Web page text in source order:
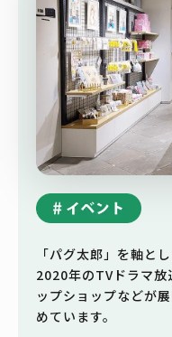
「パグ太郎」を軸と
2020年のTVドラマ放
ップショップなどが
めています。